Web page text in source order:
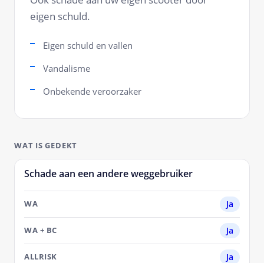
eigen schuld.
Eigen schuld en vallen
Vandalisme
Onbekende veroorzaker
WAT IS GEDEKT
SITUATIE
WA
WA
Schade aan een andere weggebruiker
Ja
Ja
Ja